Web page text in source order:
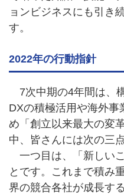
ョンビジネスにも引き
す。
2022年の行動指針
7次中期の4年間は、
DXの積極活用や海外
め「創立以来最大の変
中、皆さんには次の三
一つ目は、「新しい
とです。これまで積み
界の競合各社が成長す